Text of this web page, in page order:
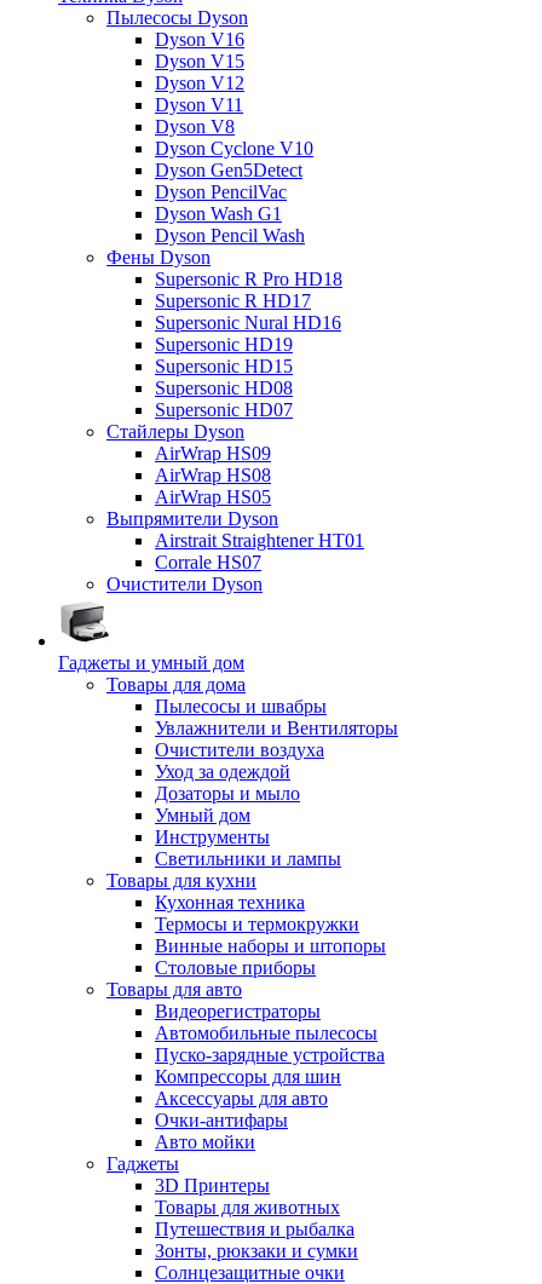
Пылесосы Dyson
Dyson V16
Dyson V15
Dyson V12
Dyson V11
Dyson V8
Dyson Cyclone V10
Dyson Gen5Detect
Dyson PencilVac
Dyson Wash G1
Dyson Pencil Wash
Фены Dyson
Supersonic R Pro HD18
Supersonic R HD17
Supersonic Nural HD16
Supersonic HD19
Supersonic HD15
Supersonic HD08
Supersonic HD07
Стайлеры Dyson
AirWrap HS09
AirWrap HS08
AirWrap HS05
Выпрямители Dyson
Airstrait Straightener HT01
Corrale HS07
Очистители Dyson
Гаджеты и умный дом
Товары для дома
Пылесосы и швабры
Увлажнители и Вентиляторы
Очистители воздуха
Уход за одеждой
Дозаторы и мыло
Умный дом
Инструменты
Светильники и лампы
Товары для кухни
Кухонная техника
Термосы и термокружки
Винные наборы и штопоры
Столовые приборы
Товары для авто
Видеорегистраторы
Автомобильные пылесосы
Пуско-зарядные устройства
Компрессоры для шин
Аксессуары для авто
Очки-антифары
Авто мойки
Гаджеты
3D Принтеры
Товары для животных
Путешествия и рыбалка
Зонты, рюкзаки и сумки
Солнцезащитные очки